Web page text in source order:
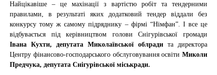
Найцікавіше – це махінації з вартістю робіт та тендерними
правилами, в результаті яких додатковий тендер віддали без
конкурсу тому ж самому підряднику – фірмі “Німфан”. І все це
відбувається під керівництвом голови Снігурівської громади
Івана Кухти, депутата Миколаївської облради та директора
Центру фінансово-господарського обслуговування освіти Миколи
Предчука, депутата Снігурівської міськради.